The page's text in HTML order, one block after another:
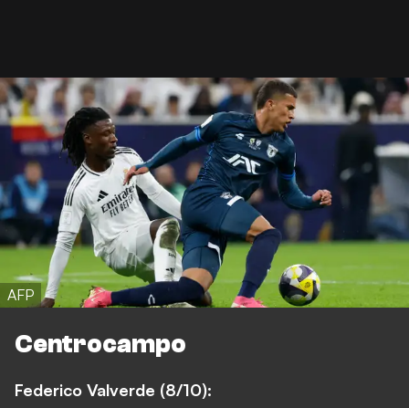
AFP
Centrocampo
Federico Valverde (8/10):